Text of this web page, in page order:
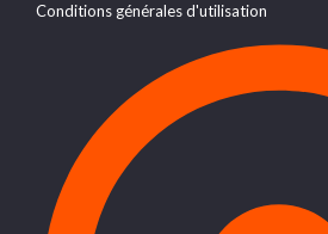
Conditions générales d'utilisation